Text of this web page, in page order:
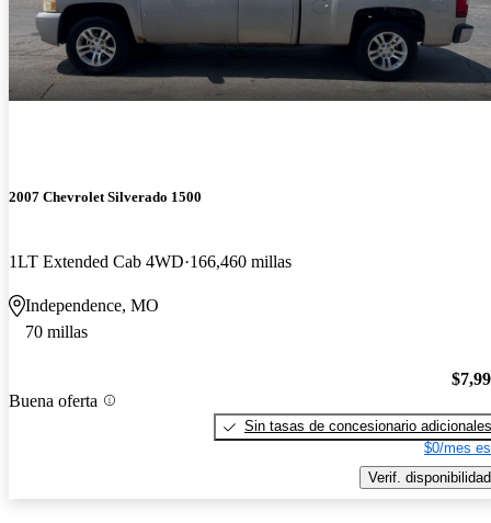
2007 Chevrolet Silverado 1500
1LT Extended Cab 4WD 166,460 millas
Independence, MO
70 millas
Buena oferta
Sin tasas de concesionario adicionales
$0/mes
Verif. disponibilidad